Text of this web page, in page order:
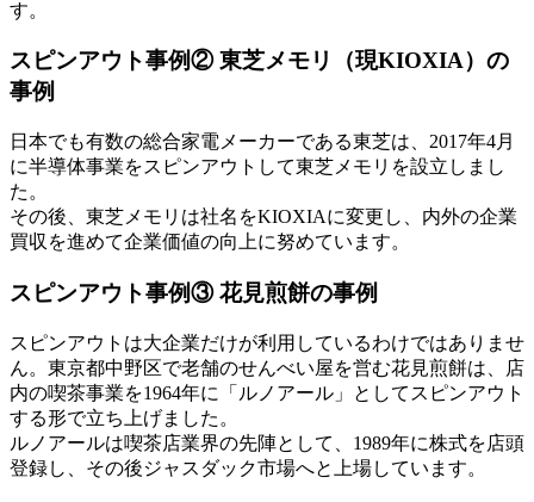
す。
スピンアウト事例② 東芝メモリ（現KIOXIA）の
事例
日本でも有数の総合家電メーカーである東芝は、2017年4月
に半導体事業をスピンアウトして東芝メモリを設立しまし
た。
その後、東芝メモリは社名をKIOXIAに変更し、内外の企業
買収を進めて企業価値の向上に努めています。
スピンアウト事例③ 花見煎餅の事例
スピンアウトは大企業だけが利用しているわけではありませ
ん。東京都中野区で老舗のせんべい屋を営む花見煎餅は、店
内の喫茶事業を1964年に「ルノアール」としてスピンアウト
する形で立ち上げました。
ルノアールは喫茶店業界の先陣として、1989年に株式を店頭
登録し、その後ジャスダック市場へと上場しています。